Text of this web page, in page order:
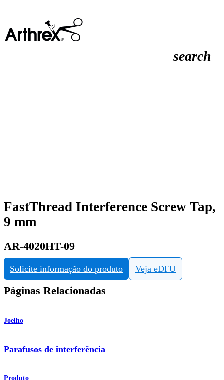
search
FastThread Interference Screw Tap,
9 mm
AR-4020HT-09
Solicite informação do produto Veja eDFU
Páginas Relacionadas
Joelho
Parafusos de interferência
Produto